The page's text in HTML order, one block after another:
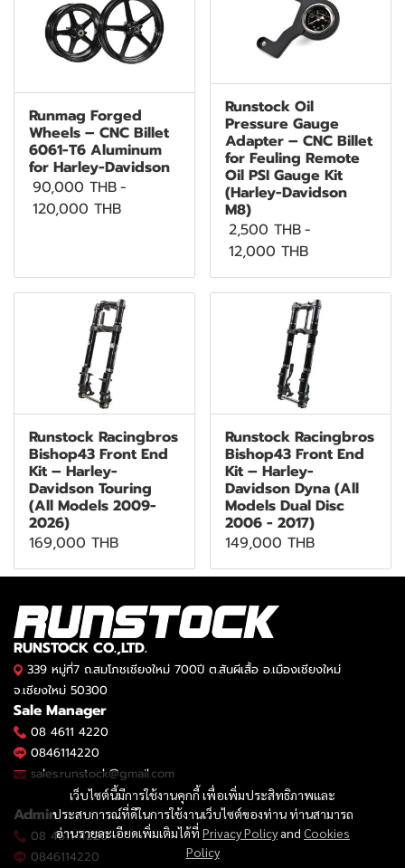
Runmag Forged
Wheels – CNC Billet
6061-T6 Aluminum
for Harley-Davidson
90,000 THB-
120,000 THB
Runstock Oil
Pressure Gauge
Adapter – CNC Billet
for Feuling Remote
Oil PSI Gauge Kit
(Harley-Davidson
M8)
2,500 THB-
12,000 THB
Runstock Racingbros
Bishop43 Front End
Kit – Harley-
Davidson Touring
(All Models 2009-
2026)
169,000 THB
Runstock Racingbros
Bishop43 Front End
Kit – Harley-
Davidson Dyna (All
Models Dual Disc
2006 - 2017)
149,000 THB
เว็บไซต์นี้มีการใช้งานคุกกี้ เพื่อเพิ่มประสิทธิภาพและ
ประสบการณ์ที่ดีในการใช้งานเว็บไซต์ของท่าน ท่านสามารถ
อ่านรายละเอียดเพิ่มเติมได้ที่ Privacy Policy and Cookies
Policy
RUNSTOCK CO.,LTD.
339 หมู่ที่7 ถ.สมโภชเชียงใหม่ 700ปี ต.สันผีเสื้อ อ.เมืองเชียงใหม่
จ.เชียงใหม่ 50300
Sale Manager
08 4611 4220
0846114220
sales.runstock@gmail.com
Admin
08 4611 4220
0846114220